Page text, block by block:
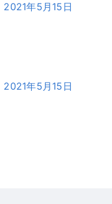
2021年5月15日
2021年5月15日